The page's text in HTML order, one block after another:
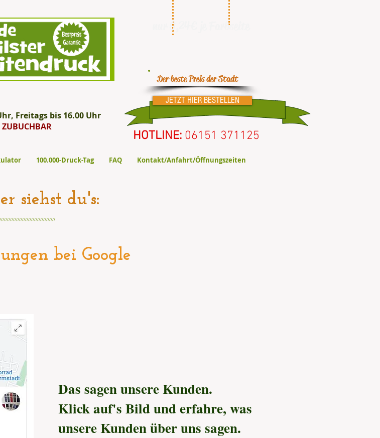
Freitags bis 16.00 Uhr
nur 0,24€ je Farbseite
Der beste Preis der Stadt
JETZT HIER BESTELLEN
HOTLINE: 06151 371125
100.000-Druck-Tag FAQ Kontakt/Anfahrt/Öffnungszeiten
Das sagen unsere Kunden.
Klick auf's Bild und erfahre, was
unsere Kunden über uns sagen.
siehst du's:
bei Google